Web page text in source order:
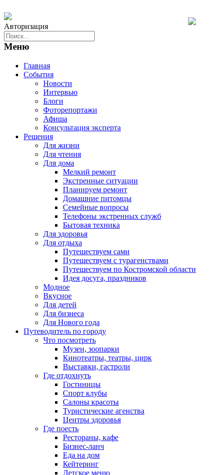
Авторизация
Меню
Главная
События
Новости
Интервью
Блоги
Фоторепортажи
Афиша
Консультация эксперта
Решения
Для жизни
Для чтения
Для дома
Мелкий ремонт
Экстренные ситуации
Планируем ремонт
Домашние питомцы
Семейные вопросы
Телефоны экстренных служб
Бытовая техника
Для здоровья
Для отдыха
Путешествуем сами
Путешествуем с турагенствами
Путешествуем по Костромской области
Идея досуга, праздников
Модное
Вкусное
Для детей
Для бизнеса
Для Нового года
Путеводитель по городу
Что посмотреть
Музеи, зоопарки
Кинотеатры, театры, цирк
Выставки, гастроли
Где отдохнуть
Гостиницы
Спорт клубы
Салоны красоты
Туристические агенства
Центры здоровья
Где поесть
Рестораны, кафе
Бизнес-ланч
Еда на дом
Кейтеринг
Детское меню